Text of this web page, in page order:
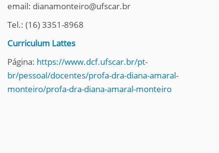
email: dianamonteiro@ufscar.br
Tel.: (16) 3351-8968
Curriculum Lattes
Página: https://www.dcf.ufscar.br/pt-
br/pessoal/docentes/profa-dra-diana-amaral-
monteiro/profa-dra-diana-amaral-monteiro